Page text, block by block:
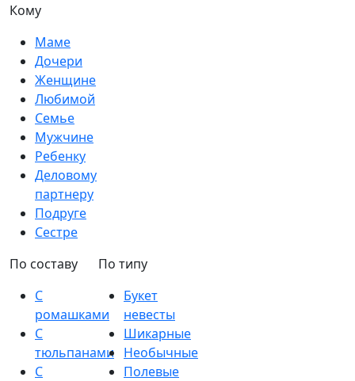
Кому
Маме
Дочери
Женщине
Любимой
Семье
Мужчине
Ребенку
Деловому
партнеру
Подруге
Сестре
По составу
С
ромашками
С
тюльпанами
С
По типу
Букет
невесты
Шикарные
Необычные
Полевые